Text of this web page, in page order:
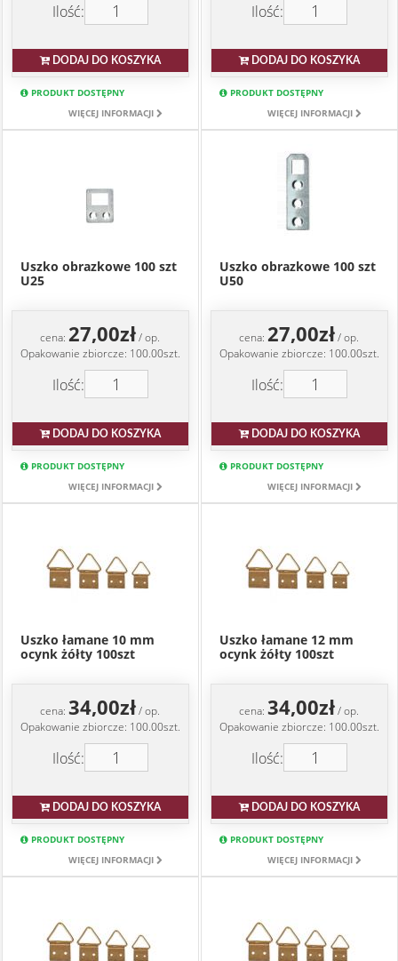
Ilość:
DODAJ DO KOSZYKA
PRODUKT DOSTĘPNY
WIĘCEJ INFORMACJI
Ilość:
DODAJ DO KOSZYKA
PRODUKT DOSTĘPNY
WIĘCEJ INFORMACJI
Uszko obrazkowe 100 szt
U25
cena:27,00zł/ op.
Opakowanie zbiorcze: 100.00szt.
Ilość:
DODAJ DO KOSZYKA
PRODUKT DOSTĘPNY
WIĘCEJ INFORMACJI
Uszko obrazkowe 100 szt
U50
cena:27,00zł/ op.
Opakowanie zbiorcze: 100.00szt.
Ilość:
DODAJ DO KOSZYKA
PRODUKT DOSTĘPNY
WIĘCEJ INFORMACJI
Uszko łamane 10 mm
ocynk żółty 100szt
cena:34,00zł/ op.
Opakowanie zbiorcze: 100.00szt.
Ilość:
DODAJ DO KOSZYKA
PRODUKT DOSTĘPNY
WIĘCEJ INFORMACJI
Uszko łamane 12 mm
ocynk żółty 100szt
cena:34,00zł/ op.
Opakowanie zbiorcze: 100.00szt.
Ilość:
DODAJ DO KOSZYKA
PRODUKT DOSTĘPNY
WIĘCEJ INFORMACJI